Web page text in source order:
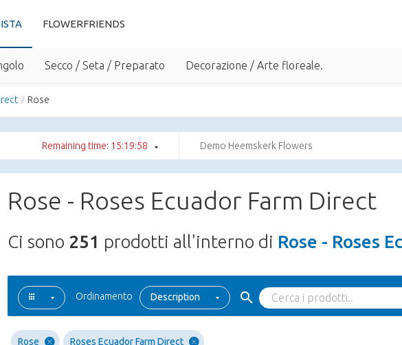
FLOWERFRIENDS
Secco / Seta / Preparato Decorazione / Arte floreale.
Rose
Remaining time: 15:19:57 Demo Heemskerk Flowers
Rose - Roses Ecuador Farm Direct
Ci sono 251 prodotti all'interno di Rose - Roses
Ordinamento Description
Rose Roses Ecuador Farm Direct